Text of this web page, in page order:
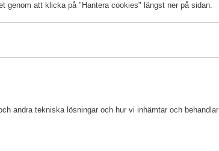
genom att klicka på "Hantera cookies" längst ner på sidan.
andra tekniska lösningar och hur vi inhämtar och behandlar